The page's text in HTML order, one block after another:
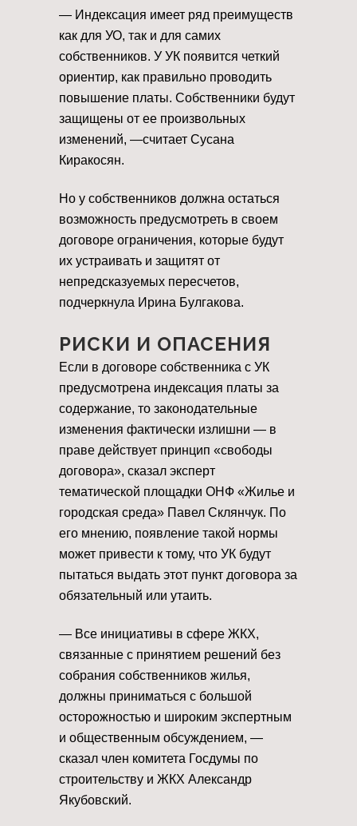
— Индексация имеет ряд преимуществ
как для УО, так и для самих
собственников. У УК появится четкий
ориентир, как правильно проводить
повышение платы. Собственники будут
защищены от ее произвольных
изменений, —считает Сусана
Киракосян.
Но у собственников должна остаться
возможность предусмотреть в своем
договоре ограничения, которые будут
их устраивать и защитят от
непредсказуемых пересчетов,
подчеркнула Ирина Булгакова.
РИСКИ И ОПАСЕНИЯ
Если в договоре собственника с УК
предусмотрена индексация платы за
содержание, то законодательные
изменения фактически излишни — в
праве действует принцип «свободы
договора», сказал эксперт
тематической площадки ОНФ «Жилье и
городская среда» Павел Склянчук. По
его мнению, появление такой нормы
может привести к тому, что УК будут
пытаться выдать этот пункт договора за
обязательный или утаить.
— Все инициативы в сфере ЖКХ,
связанные с принятием решений без
собрания собственников жилья,
должны приниматься с большой
осторожностью и широким экспертным
и общественным обсуждением, —
сказал член комитета Госдумы по
строительству и ЖКХ Александр
Якубовский.